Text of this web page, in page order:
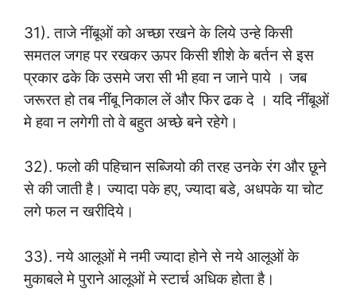
31). ताजे नींबूओं को अच्छा रखने के लिये उन्हे किसी
समतल जगह पर रखकर ऊपर किसी शीशे के बर्तन से इस
प्रकार ढके कि उसमे जरा सी भी हवा न जाने पाये । जब
जरूरत हो तब नींबू निकाल लें और फिर ढक दे । यदि नींबूओं
मे हवा न लगेगी तो वे बहुत अच्छे बने रहेगे।
32). फलो की पहिचान सब्जियो की तरह उनके रंग और छूने
से की जाती है। ज्यादा पके हए, ज्यादा बडे, अधपके या चोट
लगे फल न खरीदिये।
33). नये आलूओं मे नमी ज्यादा होने से नये आलूओं के
मुकाबले मे पुराने आलूओं मे स्टार्च अधिक होता है।